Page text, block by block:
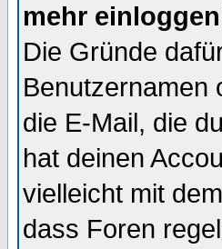
mehr
Die Gründe
Benutzernamen
die E-Mail, die
hat deinen
vielleicht mit
dass Foren